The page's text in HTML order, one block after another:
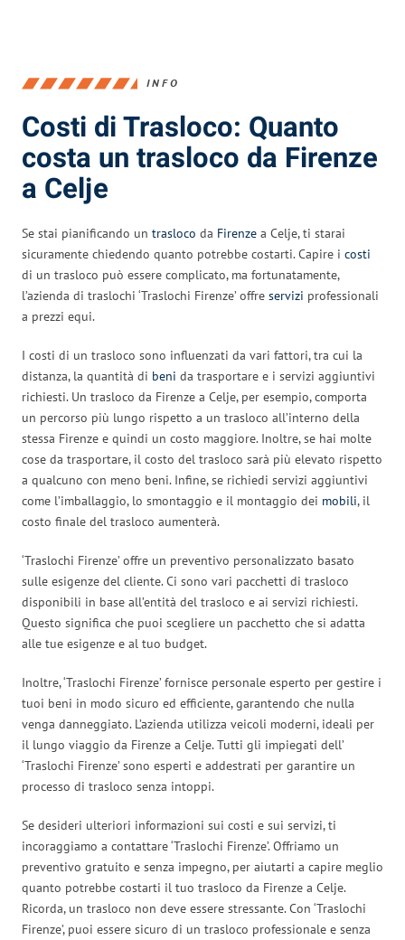
INFO
Costi di Trasloco: Quanto
costa un trasloco da Firenze
a Celje
Se stai pianificando un trasloco da Firenze a Celje, ti starai
sicuramente chiedendo quanto potrebbe costarti. Capire i costi
di un trasloco può essere complicato, ma fortunatamente,
l’azienda di traslochi ‘Traslochi Firenze’ offre servizi professionali
a prezzi equi.
I costi di un trasloco sono influenzati da vari fattori, tra cui la
distanza, la quantità di beni da trasportare e i servizi aggiuntivi
richiesti. Un trasloco da Firenze a Celje, per esempio, comporta
un percorso più lungo rispetto a un trasloco all’interno della
stessa Firenze e quindi un costo maggiore. Inoltre, se hai molte
cose da trasportare, il costo del trasloco sarà più elevato rispetto
a qualcuno con meno beni. Infine, se richiedi servizi aggiuntivi
come l’imballaggio, lo smontaggio e il montaggio dei mobili, il
costo finale del trasloco aumenterà.
‘Traslochi Firenze’ offre un preventivo personalizzato basato
sulle esigenze del cliente. Ci sono vari pacchetti di trasloco
disponibili in base all’entità del trasloco e ai servizi richiesti.
Questo significa che puoi scegliere un pacchetto che si adatta
alle tue esigenze e al tuo budget.
Inoltre, ‘Traslochi Firenze’ fornisce personale esperto per gestire i
tuoi beni in modo sicuro ed efficiente, garantendo che nulla
venga danneggiato. L’azienda utilizza veicoli moderni, ideali per
il lungo viaggio da Firenze a Celje. Tutti gli impiegati dell’
‘Traslochi Firenze’ sono esperti e addestrati per garantire un
processo di trasloco senza intoppi.
Se desideri ulteriori informazioni sui costi e sui servizi, ti
incoraggiamo a contattare ‘Traslochi Firenze’. Offriamo un
preventivo gratuito e senza impegno, per aiutarti a capire meglio
quanto potrebbe costarti il tuo trasloco da Firenze a Celje.
Ricorda, un trasloco non deve essere stressante. Con ‘Traslochi
Firenze’, puoi essere sicuro di un trasloco professionale e senza